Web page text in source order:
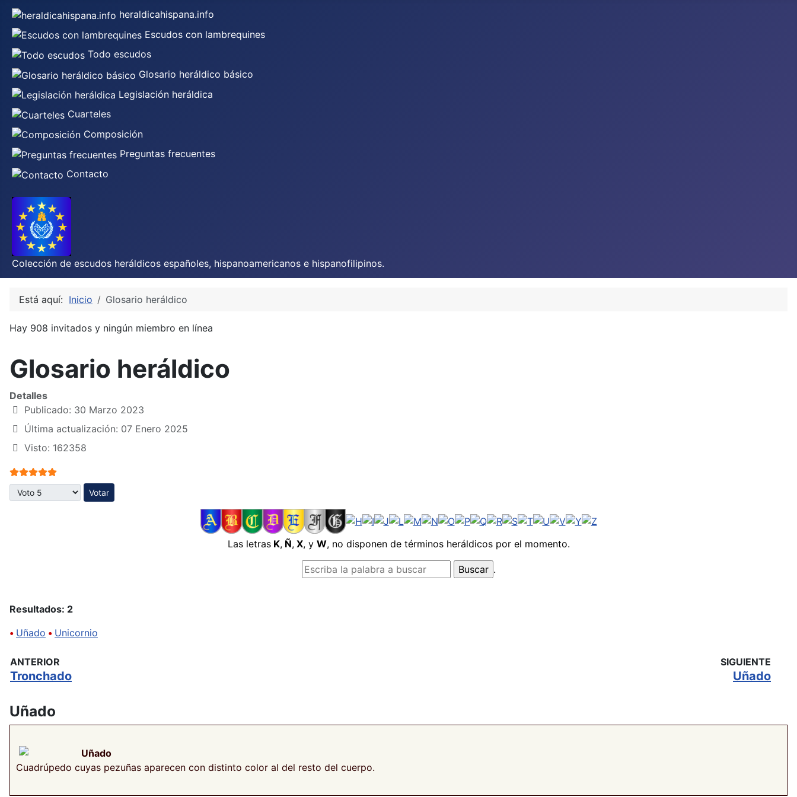
heraldicahispana.info
Escudos con lambrequines
Todo escudos
Glosario heráldico básico
Legislación heráldica
Cuarteles
Composición
Preguntas frecuentes
Contacto
Colección de escudos heráldicos españoles, hispanoamericanos e hispanofilipinos.
Está aquí: Inicio Glosario heráldico
Hay 908 invitados y ningún miembro en línea
Glosario heráldico
Detalles
Publicado: 30 Marzo 2023
Última actualización: 07 Enero 2025
Visto: 162358
Ratio:5/5
Por favor, vote
Las letrasK,Ñ,X, y W, no disponen de términos heráldicos por el momento.
.
Resultados: 2
• Uñado • Unicornio
ANTERIOR
Tronchado
SIGUIENTE
Uñado
Uñado
Uñado
Cuadrúpedo cuyas pezuñas aparecen con distinto color al del resto del cuerpo.